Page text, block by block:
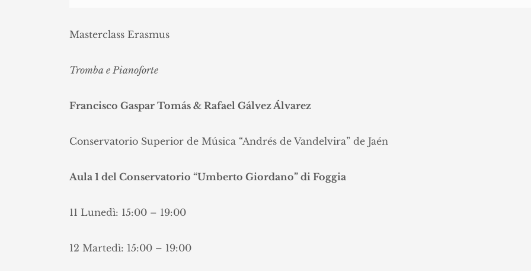
Masterclass Erasmus
Tromba e Pianoforte
Francisco Gaspar Tomás & Rafael Gálvez Álvarez
Conservatorio Superior de Música “Andrés de Vandelvira” de Jaén
Aula 1 del Conservatorio “Umberto Giordano” di Foggia
11 Lunedì: 15:00 – 19:00
12 Martedì: 15:00 – 19:00